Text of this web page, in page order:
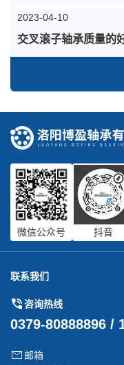
2023-04-10
交叉滚子轴承质量的
微信公众号 抖音
联系我们
咨询热线
0379-80888896 /
邮箱